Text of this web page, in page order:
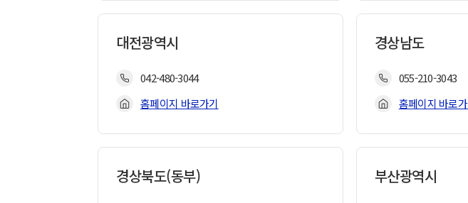
대전광역시
042-480-3044
홈페이지 바로가기
경상남도
055-210-3043
홈페이지 바로
경상북도(동부) 부산광역시